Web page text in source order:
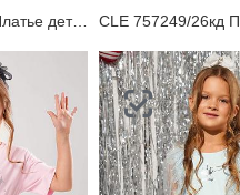
CLE 757248/26кд Платье детское